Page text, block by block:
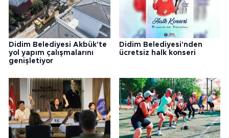
Didim Belediyesi Akbük'te
yol yapım çalışmalarını
genişletiyor
Didim Belediyesi'nden
ücretsiz halk konseri